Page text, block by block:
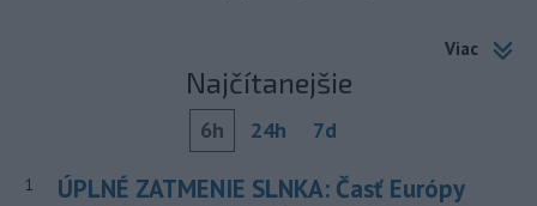
Viac
Najčítanejšie
6h 24h 7d
1
ÚPLNÉ ZATMENIE SLNKA: Časť Európy